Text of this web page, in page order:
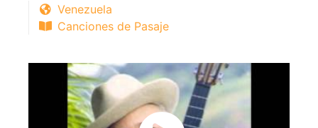
Venezuela
Canciones de Pasaje